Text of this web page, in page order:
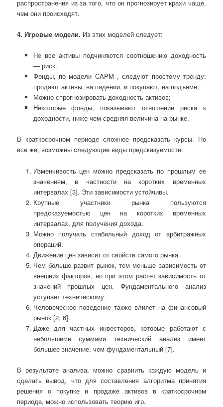
распространения из за того, что он прогнозирует крахи чаще,
чем они происходят.
4. Игровые модели. Из этих моделей следует:
Не все активы подчиняются соотношению доходность
— риск.
Фонды, по модели CAPM , следуют простому тренду:
продают активы, на падении, и покупают, на подъеме;
Можно спрогнозировать доходность активов;
Некоторые фонды, показывают отношение риска к
доходности, ниже чем средняя величина на рынке.
В краткосрочном периоде сложнее предсказать курсы. Но
все же, возможны следующие виды предсказуемости:
Изменчивость цен можно предсказать по прошлым ее
значениям, в частности на коротких временных
интервалах [3]. Эти зависимости устойчивы.
Крупные участники рынка пользуются
предсказуемостью цен на коротких временных
интервалах, для получения дохода.
Можно получать стабильный доход от арбитражных
операций.
Движение цен зависит от свойств самого рынка.
Чем больше развит рынок, тем меньше зависимость от
внешних факторов, но при этом растет зависимость от
значений прошлых цен. Фундаментального анализ
уступает техническому.
Человеческое поведение также влияет на финансовый
рынок [2, 6].
Даже для частных инвесторов, которые работают с
небольшими суммами технический анализ имеет
большее значение, чем фундаментальный [7].
В результате анализа, можно сравнить каждую модель и
сделать вывод, что для составления алгоритма принятия
решения о покупке и продаже активов в краткосрочном
периоде, можно использовать теорию игр.